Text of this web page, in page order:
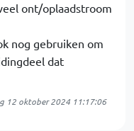
ont/oplaadstroom
nog gebruiken om
dat
12 oktober 2024 11:17:06